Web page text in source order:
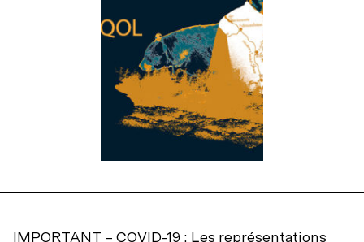
IMPORTANT – COVID-19 : Les représentations